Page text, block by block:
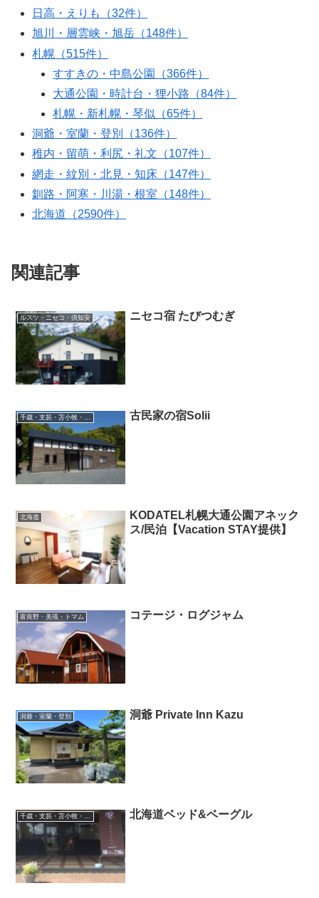
日高・えりも（32件）
旭川・層雲峡・旭岳（148件）
札幌（515件）
すすきの・中島公園（366件）
大通公園・時計台・狸小路（84件）
札幌・新札幌・琴似（65件）
洞爺・室蘭・登別（136件）
稚内・留萌・利尻・礼文（107件）
網走・紋別・北見・知床（147件）
釧路・阿寒・川湯・根室（148件）
北海道（2590件）
関連記事
ルスツ・ニセコ・倶知安 ニセコ宿 たびつむぎ
千歳・支笏・苫小牧・滝川・夕張・空知 古民家の宿Solii
北海道
KODATEL札幌大通公園アネック
ス/民泊【Vacation STAY提供】
富良野・美瑛・トマム コテージ・ログジャム
洞爺・室蘭・登別 洞爺 Private Inn Kazu
千歳・支笏・苫小牧・滝川・夕張・空知 北海道ベッド&ベーグル